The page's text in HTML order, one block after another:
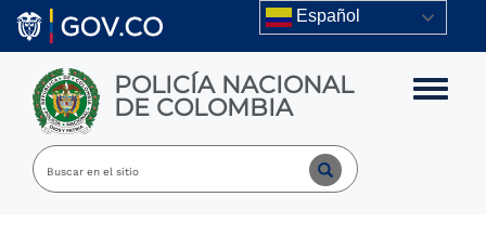
Skip to main content Español
POLICÍA NACIONAL
DE COLOMBIA Toggle